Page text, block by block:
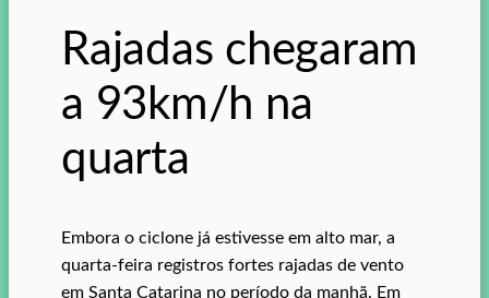
Rajadas chegaram
a 93km/h na
quarta
Embora o ciclone já estivesse em alto mar, a
quarta-feira registros fortes rajadas de vento
em Santa Catarina no período da manhã. Em